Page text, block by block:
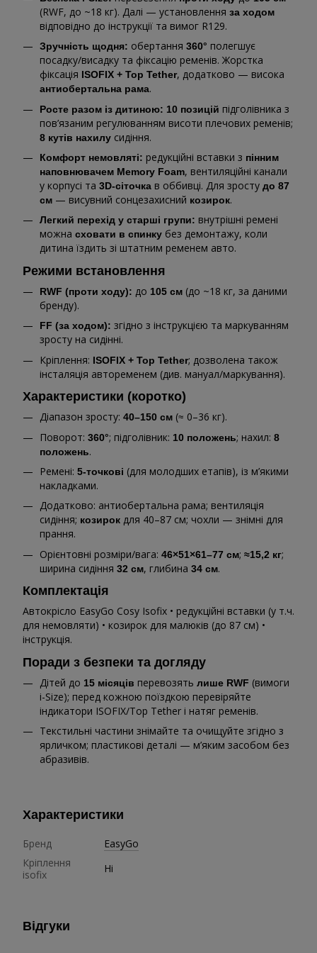
(RWF, до ~18 кг). Далі — установлення за ходом
відповідно до інструкції та вимог R129.
Зручність щодня: обертання 360° полегшує
посадку/висадку та фіксацію ременів. Жорстка
фіксація ISOFIX + Top Tether, додатково — висока
антиобертальна рама.
Росте разом із дитиною: 10 позицій підголівника з
пов’язаним регулюванням висоти плечових ременів;
8 кутів нахилу сидіння.
Комфорт немовляті: редукційні вставки з пінним
наповнювачем Memory Foam, вентиляційні канали
у корпусі та 3D-сіточка в оббивці. Для зросту до 87
см — висувний сонцезахисний козирок.
Легкий перехід у старші групи: внутрішні ремені
можна сховати в спинку без демонтажу, коли
дитина їздить зі штатним ременем авто.
Режими встановлення
RWF (проти ходу): до 105 см (до ~18 кг, за даними
бренду).
FF (за ходом): згідно з інструкцією та маркуванням
зросту на сидінні.
Кріплення: ISOFIX + Top Tether; дозволена також
інсталяція автоременем (див. мануал/маркування).
Характеристики (коротко)
Діапазон зросту: 40–150 см (≈ 0–36 кг).
Поворот: 360°; підголівник: 10 положень; нахил: 8
положень.
Ремені: 5-точкові (для молодших етапів), із м’якими
накладками.
Додатково: антиобертальна рама; вентиляція
сидіння; козирок для 40–87 см; чохли — знімні для
прання.
Орієнтовні розміри/вага: 46×51×61–77 см; ≈15,2 кг;
ширина сидіння 32 см, глибина 34 см.
Комплектація
Автокрісло EasyGo Cosy Isofix • редукційні вставки (у т.ч.
для немовляти) • козирок для малюків (до 87 см) •
інструкція.
Поради з безпеки та догляду
Дітей до 15 місяців перевозять лише RWF (вимоги
i-Size); перед кожною поїздкою перевіряйте
індикатори ISOFIX/Top Tether і натяг ременів.
Текстильні частини знімайте та очищуйте згідно з
ярличком; пластикові деталі — м’яким засобом без
абразивів.
Характеристики
Бренд
EasyGo
Кріплення
isofix
Ні
Відгуки